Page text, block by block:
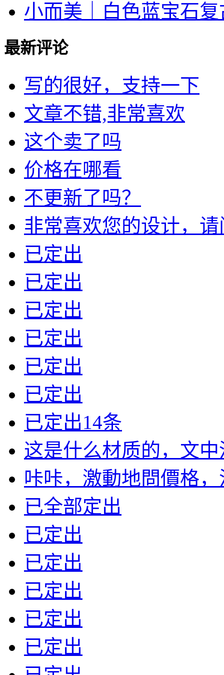
小而美｜白色蓝宝石复
最新评论
写的很好，支持一下
文章不错,非常喜欢
这个卖了吗
价格在哪看
不更新了吗？
非常喜欢您的设计，请
已定出
已定出
已定出
已定出
已定出
已定出
已定出14条
这是什么材质的，文中
咔咔，激動地問價格，
已全部定出
已定出
已定出
已定出
已定出
已定出